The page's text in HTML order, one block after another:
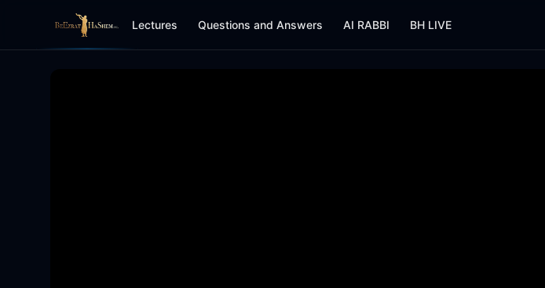
Lectures Questions and Answers AI RABBI BH LIVE